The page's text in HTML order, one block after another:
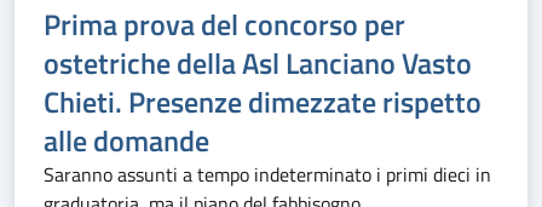
Prima prova del concorso per
ostetriche della Asl Lanciano Vasto
Chieti. Presenze dimezzate rispetto
alle domande
Saranno assunti a tempo indeterminato i primi dieci in